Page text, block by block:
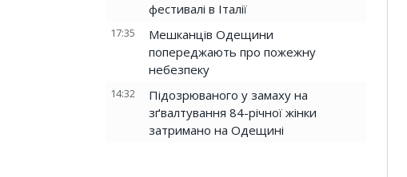
фестивалі в Італії
17:35
Мешканців Одещини
попереджають про пожежну
небезпеку
14:32
Підозрюваного у замаху на
зґвалтування 84-річної жінки
затримано на Одещині